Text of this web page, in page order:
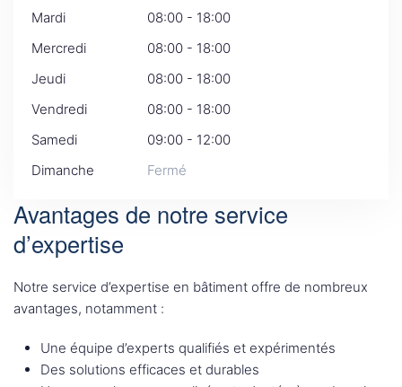
Mardi
08:00 - 18:00
Mercredi
08:00 - 18:00
Jeudi
08:00 - 18:00
Vendredi
08:00 - 18:00
Samedi
09:00 - 12:00
Dimanche
Fermé
Avantages de notre service
d’expertise
Notre service d’expertise en bâtiment offre de nombreux
avantages, notamment :
Une équipe d’experts qualifiés et expérimentés
Des solutions efficaces et durables